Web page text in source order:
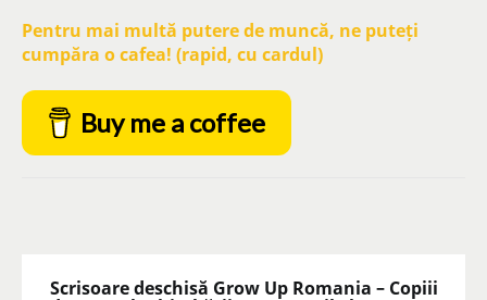
Pentru mai multă putere de muncă, ne puteți
cumpăra o cafea! (rapid, cu cardul)
Buy me a coffee
Scrisoare deschisă Grow Up Romania – Copiii